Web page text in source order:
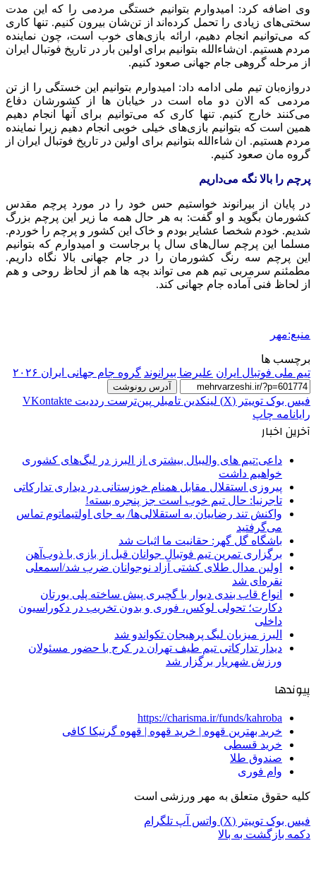
وی اضافه کرد: امیدوارم بتوانیم خستگی مردمی را که این مدت
سختی‌های زیادی را تحمل کرده‌اند از تن‌شان بیرون کنیم. تنها کاری
که می‌توانیم انجام دهیم، ارائه بازی‌های خوب است، چون نماینده
مردم هستیم. ان‌شاءالله بتوانیم برای اولین بار در تاریخ فوتبال ایران
از مرحله گروهی جام جهانی صعود کنیم.
دروازه‌بان تیم ملی ادامه داد: امیدوارم بتوانیم این خستگی را از تن
مردمی که الان دو ماه است در خیابان ها از کشورشان دفاع
می‌کنند خارج کنیم. تنها کاری که می‌توانیم برای آنها انجام دهیم
همین است که بتوانیم بازی‌های خیلی خوبی انجام دهیم زیرا نماینده
مردم هستیم. ان شاءالله بتوانیم برای اولین در تاریخ فوتبال ایران از
گروه مان صعود کنیم.
پرچم را بالا نگه می‌داریم
در پایان از بیرانوند خواستیم حس خود را در مورد پرچم مقدس
کشورمان بگوید و او گفت: به هر حال همه ما زیر این پرچم بزرگ
شدیم. خودم شخصا عشایر بودم و خاک این کشور و پرچم را خوردم.
مسلما این پرچم سال‌های سال پا برجاست و امیدوارم که بتوانیم
این پرچم سه رنگ کشورمان را در جام جهانی بالا نگاه داریم.
مطمئنم سرمربی تیم هم می تواند بچه ها هم از لحاظ روحی و هم
از لحاظ فنی آماده جام جهانی کند.
منبع:مهر
برچسب ها
تیم ملی فوتبال ایران علیرضا بیرانوند گروه جام جهانی ایران ۲۰۲۶
آدرس رونوشت
فیس بوک توییتر (X) لینکدین ‫تامبلر ‫پین‌ترست ‫رددیت ‫VKontakte
رایانامه چاپ
آخرین اخبار
داعی:تیم های والیبال بیشتری از البرز در لیگ‌های کشوری
خواهیم داشت
پیروزی استقلال مقابل همنام خوزستانی در دیداری تدارکاتی
تاجرنیا: حال تیم خوب است جز پنجره بسته!
واکنش تند رضاییان به استقلالی‌ها/ به جای اولتیماتوم تماس
می‌گرفتید
باشگاه گل گهر: حقانیت ما اثبات شد
برگزاری تمرین تیم فوتبال جوانان قبل از بازی با ذوب‌آهن
اولین مدال طلای کشتی آزاد نوجوانان ضرب شد/اسمعلی
نقره‌ای شد
انواع قاب بندی دیوار با گچبری پیش ساخته پلی یورتان
دکارت؛ تحولی لوکس، فوری و بدون تخریب در دکوراسیون
داخلی
البرز میزبان لیگ پرهیجان تکواندو شد
دیدار تدارکاتی تیم طیف تهران در کرج با حضور مسئولان
ورزش شهریار برگزار شد
پیوندها
https://charisma.ir/funds/kahroba
خرید بهترین قهوه | خرید قهوه | قهوه گرنیکا کافی
خرید قسطی
صندوق طلا
وام فوری
کلیه حقوق متعلق به مهر ورزشی است
فیس بوک توییتر (X) واتس آپ تلگرام
دکمه بازگشت به بالا